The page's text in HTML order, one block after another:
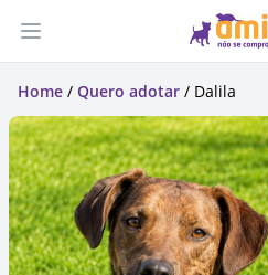
Abrir menu
Home / Quero adotar / Dalila